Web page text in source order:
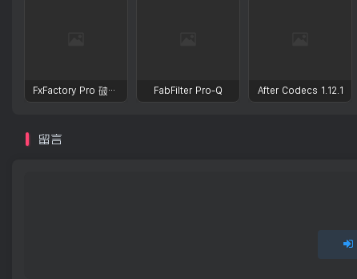
FxFactory Pro 破解版 视觉效果插件工具包 FabFilter Pro-Q After Codecs 1.12.1
留言